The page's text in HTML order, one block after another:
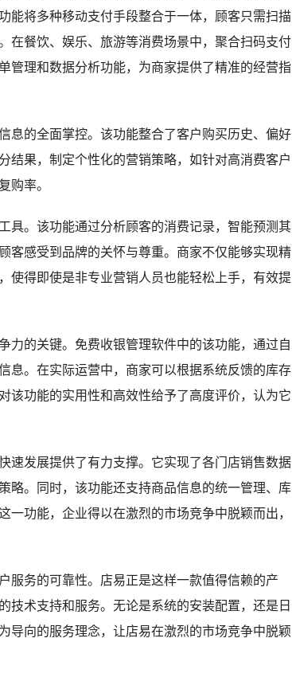
能将多种移动支付手段整合于一体，顾客只需扫描
在餐饮、娱乐、旅游等消费场景中，聚合扫码支付
管理和数据分析功能，为商家提供了精准的经营指
息的全面掌控。该功能整合了客户购买历史、偏好
结果，制定个性化的营销策略，如针对高消费客户
购率。
具。该功能通过分析顾客的消费记录，智能预测其
客感受到品牌的关怀与尊重。商家不仅能够实现精
使得即使是非专业营销人员也能轻松上手，有效提
力的关键。免费收银管理软件中的该功能，通过自
息。在实际运营中，商家可以根据系统反馈的库存
该功能的实用性和高效性给予了高度评价，认为它
速发展提供了有力支撑。它实现了各门店销售数据
略。同时，该功能还支持商品信息的统一管理、库
功能，企业得以在激烈的市场竞争中脱颖而出，
服务的可靠性。店易正是这样一款值得信赖的产
技术支持和服务。无论是系统的安装配置，还是日
导向的服务理念，让店易在激烈的市场竞争中脱颖